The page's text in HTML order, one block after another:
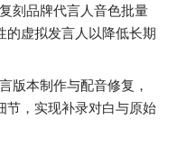
刻品牌代言人音色批量
的虚拟发言人以降低长期
版本制作与配音修复，
节，实现补录对白与原始